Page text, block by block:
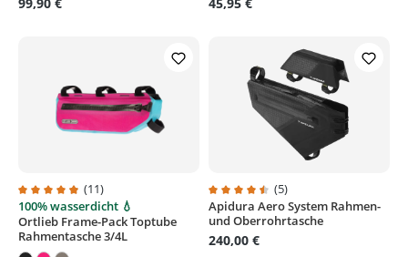
Durchschnittliche Bewertung von 4.9 von 5 Sternen
(11)
100% wasserdicht 💧
Ortlieb Frame-Pack Toptube
Rahmentasche 3/4L
Durchschnittliche Bewertung
(5)
Apidura Aero System Rahmen-
und Oberrohrtasche
240,00 €